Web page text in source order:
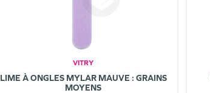
VITRY
LIME À ONGLES MYLAR MAUVE : GRAINS
MOYENS